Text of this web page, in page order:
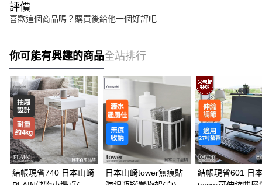
評價
喜歡這個商品嗎？購買後給他一個好評吧
你可能有興趣的商品全站排行
結帳現省740 日本山崎
日本山崎tower無痕貼
結帳現省601 日